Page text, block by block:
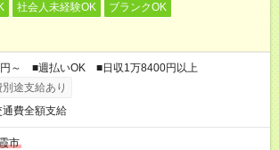
社会人未経験OK
ブランクOK
～ ■週払いOK ■日収1万8400円以上
途支給あり
通費全額支給
市